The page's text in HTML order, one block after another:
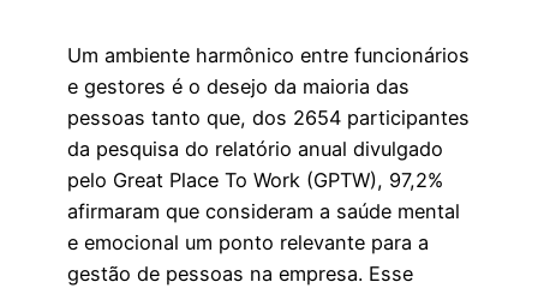
Um ambiente harmônico entre funcionários
e gestores é o desejo da maioria das
pessoas tanto que, dos 2654 participantes
da pesquisa do relatório anual divulgado
pelo Great Place To Work (GPTW), 97,2%
afirmaram que consideram a saúde mental
e emocional um ponto relevante para a
gestão de pessoas na empresa. Esse